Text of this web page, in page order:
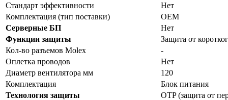
Стандарт эффективности
Нет
Комплектация (тип поставки)
OEM
Серверные БП
Нет
Функции защиты
Защита от
Кол-во разъемов Molex
-
Оплетка проводов
Нет
Диаметр вентилятора мм
120
Комплектация
Блок питания
Технология защиты
OTP (защита от